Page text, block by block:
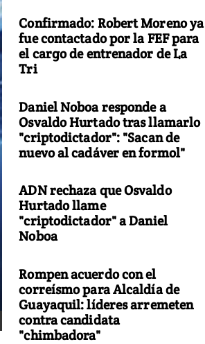
Confirmado: Robert Moreno ya
fue contactado por la FEF para
el cargo de entrenador de La
Tri
Daniel Noboa responde a
Osvaldo Hurtado tras llamarlo
"criptodictador": "Sacan de
nuevo al cadáver en formol"
ADN rechaza que Osvaldo
Hurtado llame
"criptodictador" a Daniel
Noboa
Rompen acuerdo con el
correísmo para Alcaldía de
Guayaquil: líderes arremeten
contra candidata
"chimbadora"